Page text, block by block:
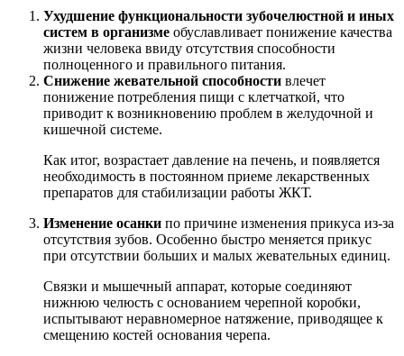
Ухудшение функциональности зубочелюстной и иных
систем в организме обуславливает понижение качества
жизни человека ввиду отсутствия способности
полноценного и правильного питания.
Снижение жевательной способности влечет
понижение потребления пищи с клетчаткой, что
приводит к возникновению проблем в желудочной и
кишечной системе.
Как итог, возрастает давление на печень, и появляется
необходимость в постоянном приеме лекарственных
препаратов для стабилизации работы ЖКТ.
Изменение осанки по причине изменения прикуса из-за
отсутствия зубов. Особенно быстро меняется прикус
при отсутствии больших и малых жевательных единиц.
Связки и мышечный аппарат, которые соединяют
нижнюю челюсть с основанием черепной коробки,
испытывают неравномерное натяжение, приводящее к
смещению костей основания черепа.